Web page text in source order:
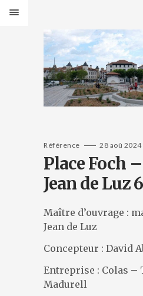
PRODUITS
Bancs Design
Bancs Classic
Banquettes Design
Banquettes Classic
Jardinières Design
Jardinières classiques
Corbeilles Design
Corbeilles classiques
Bornes et protections
Éléments de voirie
CATALOGUES
DESIGNERS
PRÉSENTATION
Référence 28 aoû 2024
Place Foch
Jean de Luz
Maître d’ouvrage :
Jean de Luz
Concepteur : David
Entreprise : Colas –
Madurell